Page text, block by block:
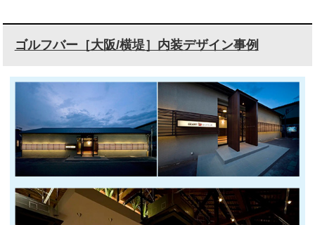
ゴルフバー［大阪/横堤］内装デザイン事例